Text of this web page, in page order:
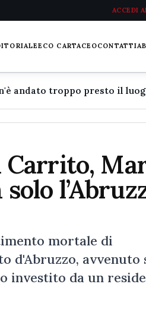
ACCEDI
ECO CARTACEOCONTATTI
Carrito,
mortale di
d'Abruzzo, avvenuto
investito da un